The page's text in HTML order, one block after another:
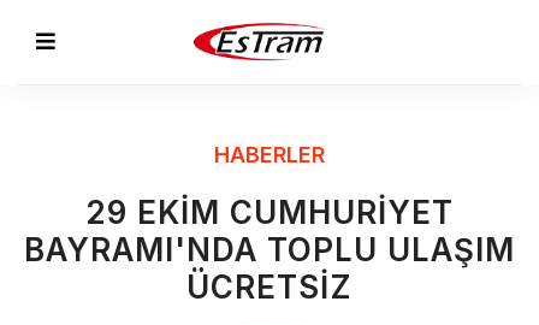
HABERLER
29 EKİM CUMHURİYET
BAYRAMI'NDA TOPLU ULAŞIM
ÜCRETSİZ